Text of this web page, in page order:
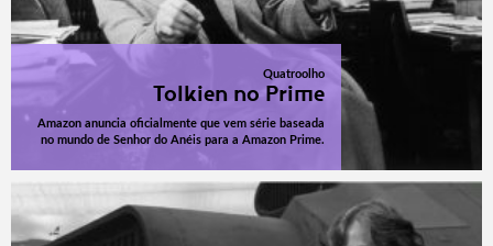
Quatroolho
Tolkien no Prime
Amazon anuncia oficialmente que vem série baseada
no mundo de Senhor do Anéis para a Amazon Prime.